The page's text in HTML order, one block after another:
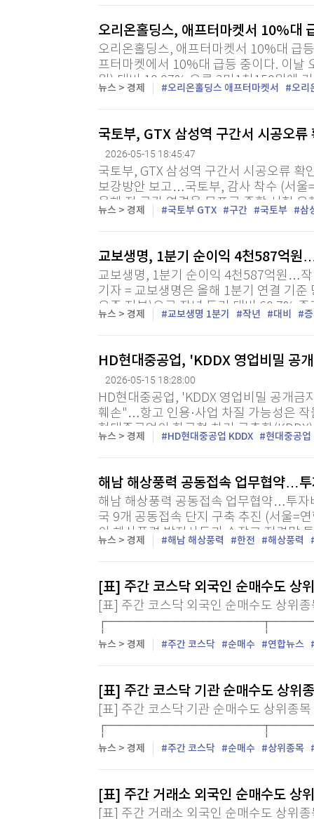
오리온홀딩스, 애프터마켓서 10%대
오리온홀딩스, 애프터마켓서 10%대 급
프터마켓에서 10%대 급등 중이다. 이날
원) 대비 10.07% 오른 3만1천150원에
습...
뉴스 > 경제 오리온홀딩스 애프터마켓서 오리
국토부, GTX 삼성역 구간서 시공오
2026-05-15 18:45:47
국토부, GTX 삼성역 구간서 시공오류
보강방안 보고…국토부, 감사 착수 (서울
올해 전 구간 연결을 목표로 종합 시험
오류가 확인돼 긴급 현장점검 등 조치에
뉴스 > 경제 국토부 GTX 구간 국토부 삼
교보생명, 1분기 순이익 4천587억
교보생명, 1분기 순이익 4천587억원…
기자 = 교보생명은 올해 1분기 연결 기
유주 지분)으로 작년 동기 대비 60.7%
이익은 3천301억원으로, 작년 동기 대비
뉴스 > 경제 교보생명 1분기 작년 대비
HD현대중공업, 'KDDX 영업비밀 공
2026-05-15 18:28:00
HD현대중공업, 'KDDX 영업비밀 공개
훼손"…항고 인용·사업 차질 가능성은
현대중공업이 한국형 차기 구축함
에 공개하지 말라며 낸 가처분 신청이 기
뉴스 > 경제 HD현대중공업 KDDX 현대중공업
해남 해상풍력 공동접속 업무협약…
해남 해상풍력 공동접속 업무협약…투자
국 9개 공동접속 단지 구축 추진 (서울=
이 해상풍력 발전사들과 손잡고 전력망
속 방식 도입에 나선다. 한전은 15일 한
뉴스 > 경제 해남 해상풍력 한전 해상풍력
[표] 주간 코스닥 외국인 순매수도 상
[표] 주간 코스닥 외국인 순매수도 상위
뉴스 > 경제 주간 코스닥 순매수 연합뉴스
[표] 주간 코스닥 기관 순매수도 상위
[표] 주간 코스닥 기관 순매수도 상위종
뉴스 > 경제 주간 코스닥 순매수 상위종목
[표] 주간 거래소 외국인 순매수도 상
[표] 주간 거래소 외국인 순매수도 상위